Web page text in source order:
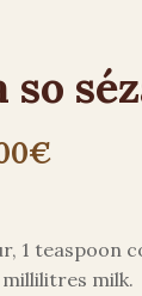
€
1 teaspoon
milk.